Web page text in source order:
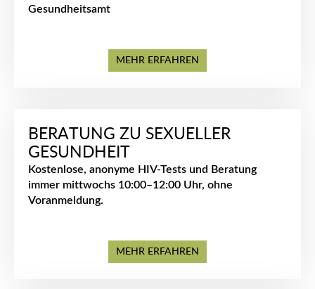
Gesundheitsamt
MEHR ERFAHREN
BERATUNG ZU SEXUELLER
GESUNDHEIT
Kostenlose, anonyme HIV-Tests und Beratung
immer mittwochs 10:00–12:00 Uhr, ohne
Voranmeldung.
MEHR ERFAHREN